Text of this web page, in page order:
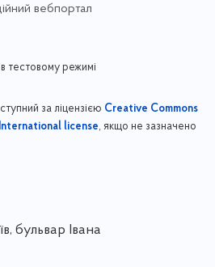
вебпортал
тестовому режимі
за ліцензією Creative Commons
license, якщо не зазначено
бульвар Івана